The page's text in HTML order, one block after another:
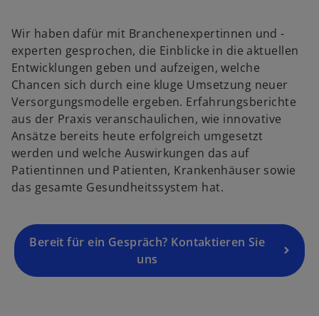
n
e
i
n
e
r
n
e
u
R
e
i
Wir haben dafür mit Branchenexpertinnen und -
experten gesprochen, die Einblicke in die aktuellen
Entwicklungen geben und aufzeigen, welche
Chancen sich durch eine kluge Umsetzung neuer
Versorgungsmodelle ergeben. Erfahrungsberichte
aus der Praxis veranschaulichen, wie innovative
Ansätze bereits heute erfolgreich umgesetzt
werden und welche Auswirkungen das auf
Patientinnen und Patienten, Krankenhäuser sowie
das gesamte Gesundheitssystem hat.
Bereit für ein Gespräch? Kontaktieren Sie
uns
i
r
e
e
t